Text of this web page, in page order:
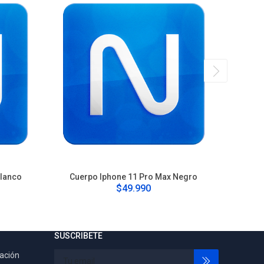
Cuerpo Iphone 11 Pro Max Negro
$49.990
SUSCRIBETE